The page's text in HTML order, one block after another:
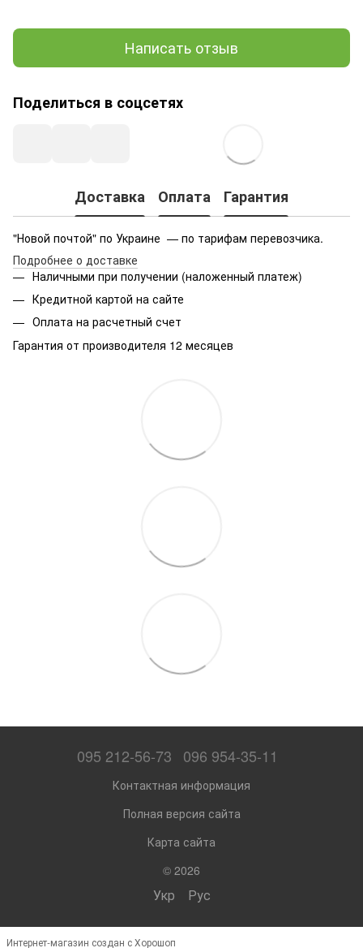
Написать отзыв
Поделиться в соцсетях
Доставка Оплата Гарантия
"Новой почтой" по Украине — по тарифам перевозчика.
Подробнее о доставке
Наличными при получении (наложенный платеж)
Кредитной картой на сайте
Оплата на расчетный счет
Гарантия от производителя 12 месяцев
095 212-56-73 096 954-35-11
Контактная информация
Полная версия сайта
Карта сайта
© 2026
Укр Рус
Интернет-магазин создан с Хорошоп